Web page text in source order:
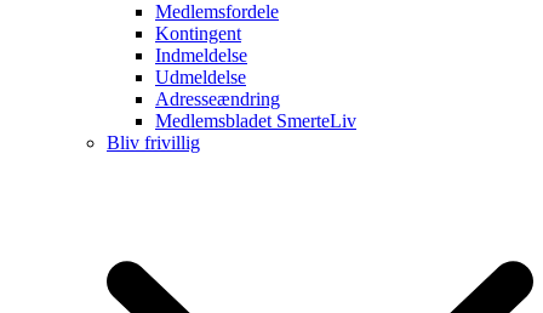
Medlemsfordele
Kontingent
Indmeldelse
Udmeldelse
Adresseændring
Medlemsbladet SmerteLiv
Bliv frivillig